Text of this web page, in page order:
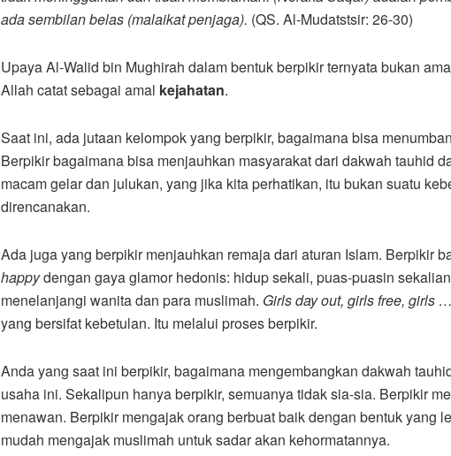
ada sembilan belas (malaikat penjaga). (QS. Al-Mudatstsir: 26-30)
Upaya Al-Walid bin Mughirah dalam bentuk berpikir ternyata bukan
Allah catat sebagai amal kejahatan.
Saat ini, ada jutaan kelompok yang berpikir, bagaimana bisa
Berpikir bagaimana bisa menjauhkan masyarakat dari dakwah tauhid
macam gelar dan julukan, yang jika kita perhatikan, itu bukan suatu
direncanakan.
Ada juga yang berpikir menjauhkan remaja dari aturan Islam. Berpikir
happydengan gaya glamor hedonis: hidup sekali, puas-puasin
menelanjangi wanita dan para muslimah. Girls day out, girls free, girls
yang bersifat kebetulan. Itu melalui proses berpikir.
Anda yang saat ini berpikir, bagaimana mengembangkan dakwah
usaha ini. Sekalipun hanya berpikir, semuanya tidak sia-sia. Berpikir
menawan. Berpikir mengajak orang berbuat baik dengan bentuk yang
mudah mengajak muslimah untuk sadar akan kehormatannya.